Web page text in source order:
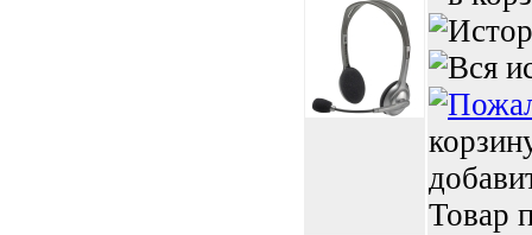
Товар